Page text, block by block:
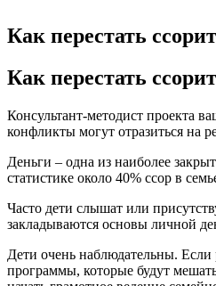
Как перестать
Как перестать
Консультант-методист проекта
конфликты могут отразиться на
Деньги – одна из наиболее
статистике около 40% ссор в
Часто дети слышат или
закладываются основы личной
Дети очень наблюдательны. Если
программы, которые будут